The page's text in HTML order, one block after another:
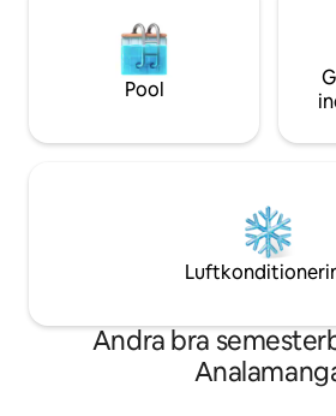
Pool
Andra bra